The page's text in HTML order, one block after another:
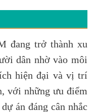
đang trở thành xu
dân nhờ vào môi
hiện đại và vị trí
với những ưu điểm
án đáng cân nhắc